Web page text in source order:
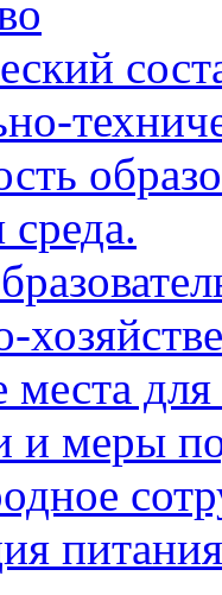
места
и меры